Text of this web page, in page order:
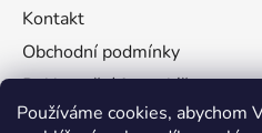
Používáme cookies, abychom
Kontakt
Obchodní podmínky
Reklamační formulář
Podmínky ochrany osobních